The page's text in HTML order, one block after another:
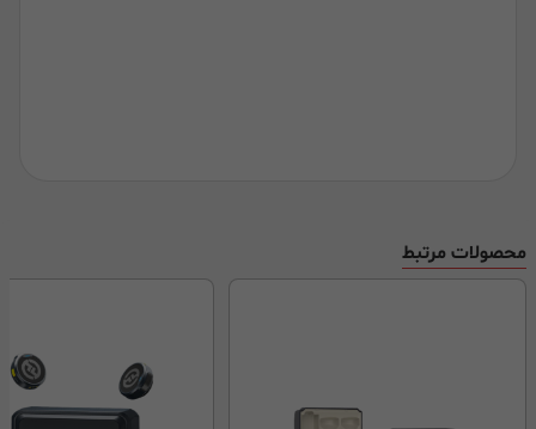
محصولات مرتبط